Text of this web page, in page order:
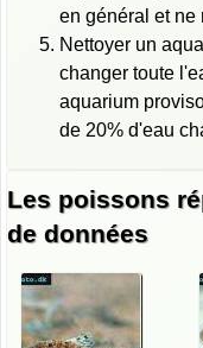
en général et ne
Nettoyer un
changer toute
aquarium
de 20% d'eau
Les poissons
de données